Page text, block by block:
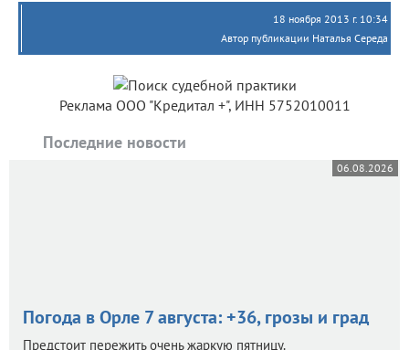
18 ноября 2013 г. 10:34
Автор публикации Наталья Середа
Реклама ООО "Кредитал +", ИНН 5752010011
Последние новости
06.08.2026
Погода в Орле 7 августа: +36, грозы и град
Предстоит пережить очень жаркую пятницу.